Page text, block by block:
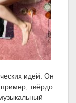
идей. Он
твёрдо